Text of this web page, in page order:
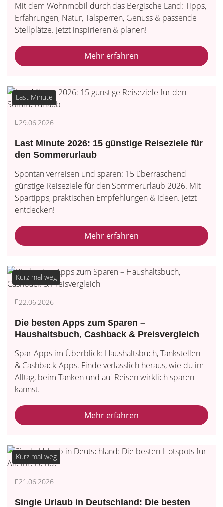
Mit dem Wohnmobil durch das Bergische Land: Tipps,
Erfahrungen, Natur, Talsperren, Genuss & passende
Stellplätze. Jetzt inspirieren & planen!
Mehr erfahren
Last Minute
29.06.2026
Last Minute 2026: 15 günstige Reiseziele für
den Sommerurlaub
Spontan verreisen und sparen: 15 überraschend
günstige Reiseziele für den Sommerurlaub 2026. Mit
Spartipps, praktischen Empfehlungen & Ideen. Jetzt
entdecken!
Mehr erfahren
Kurz mal weg
22.06.2026
Die besten Apps zum Sparen –
Haushaltsbuch, Cashback & Preisvergleich
Spar-Apps im Überblick: Haushaltsbuch, Tankstellen-
& Cashback-Apps. Finde verlässlich heraus, wie du im
Alltag, beim Tanken und auf Reisen wirklich sparen
kannst.
Mehr erfahren
Kurz mal weg
21.06.2026
Single Urlaub in Deutschland: Die besten